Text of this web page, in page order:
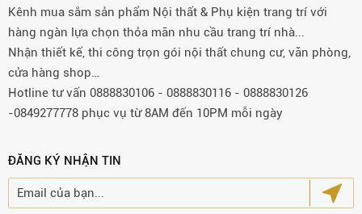
Kênh mua sắm sản phẩm Nội thất & Phụ kiện trang trí với
hàng ngàn lựa chọn thỏa mãn nhu cầu trang trí nhà...
Nhận thiết kế, thi công trọn gói nội thất chung cư, văn phòng,
cửa hàng shop…
Hotline tư vấn 0888830106 - 0888830116 - 0888830126
-0849277778 phục vụ từ 8AM đến 10PM mỗi ngày
ĐĂNG KÝ NHẬN TIN